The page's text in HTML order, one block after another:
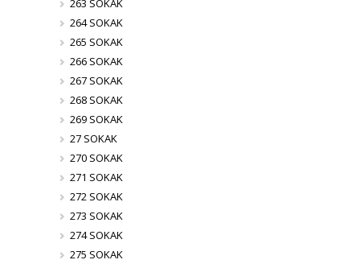
263 SOKAK
264 SOKAK
265 SOKAK
266 SOKAK
267 SOKAK
268 SOKAK
269 SOKAK
27 SOKAK
270 SOKAK
271 SOKAK
272 SOKAK
273 SOKAK
274 SOKAK
275 SOKAK